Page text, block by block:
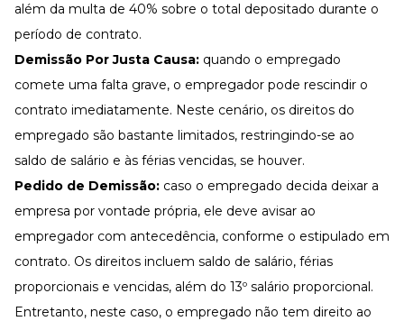
além da multa de 40% sobre o total depositado durante o
período de contrato.
Demissão Por Justa Causa: quando o empregado
comete uma falta grave, o empregador pode rescindir o
contrato imediatamente. Neste cenário, os direitos do
empregado são bastante limitados, restringindo-se ao
saldo de salário e às férias vencidas, se houver.
Pedido de Demissão: caso o empregado decida deixar a
empresa por vontade própria, ele deve avisar ao
empregador com antecedência, conforme o estipulado em
contrato. Os direitos incluem saldo de salário, férias
proporcionais e vencidas, além do 13º salário proporcional.
Entretanto, neste caso, o empregado não tem direito ao